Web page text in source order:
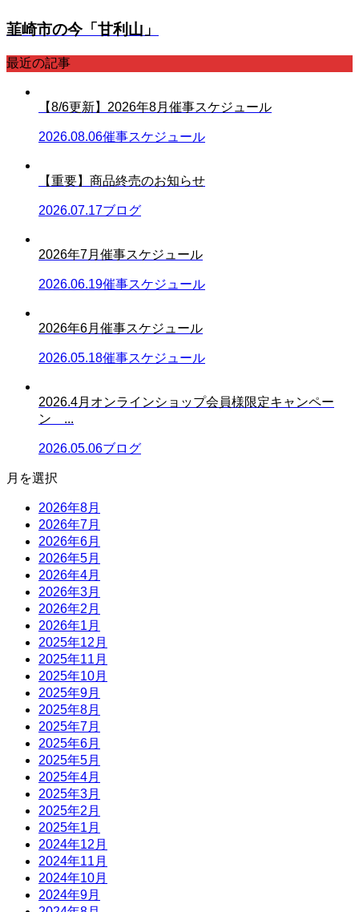
韮崎市の今「甘利山」
最近の記事
【8/6更新】2026年8月催事スケジュール
2026.08.06催事スケジュール
【重要】商品終売のお知らせ
2026.07.17ブログ
2026年7月催事スケジュール
2026.06.19催事スケジュール
2026年6月催事スケジュール
2026.05.18催事スケジュール
2026.4月オンラインショップ会員様限定キャンペー
ン ...
2026.05.06ブログ
月を選択
2026年8月
2026年7月
2026年6月
2026年5月
2026年4月
2026年3月
2026年2月
2026年1月
2025年12月
2025年11月
2025年10月
2025年9月
2025年8月
2025年7月
2025年6月
2025年5月
2025年4月
2025年3月
2025年2月
2025年1月
2024年12月
2024年11月
2024年10月
2024年9月